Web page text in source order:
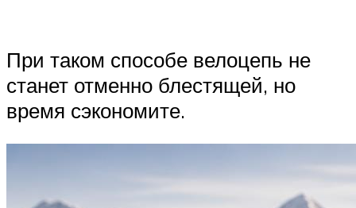
При таком способе велоцепь не
станет отменно блестящей, но
время сэкономите.